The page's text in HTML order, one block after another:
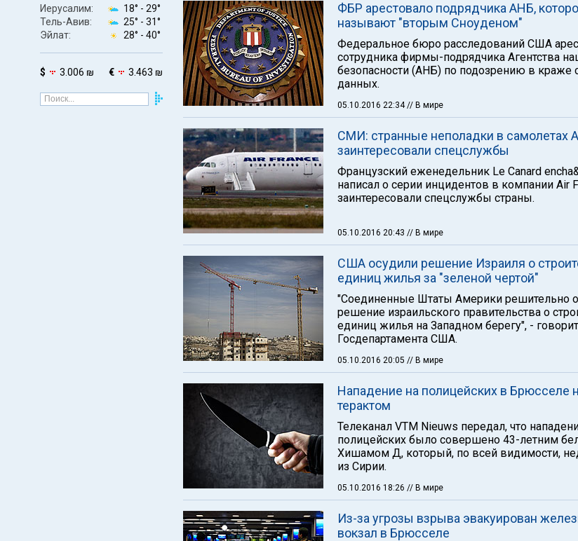
Иерусалим: 18° - 29°
Тель-Авив:
25° - 31°
Эйлат:
28° - 40°
$ 3.006 ₪ € 3.463 ₪
ФБР арестовало подрядчика АНБ,
называют "вторым Сноуденом"
Федеральное бюро расследований США
сотрудника фирмы-подрядчика Агентства
безопасности (АНБ) по подозрению в краже
данных.
05.10.2016 22:34// В мире
СМИ: странные неполадки в самолетах
заинтересовали спецслужбы
Французский еженедельник Le Canard
написал о серии инцидентов в компании Air
заинтересовали спецслужбы страны.
05.10.2016 20:43 // В мире
США осудили решение Израиля о
единиц жилья за "зеленой чертой"
"Соединенные Штаты Америки решительно
решение израильского правительства о
единиц жилья на Западном берегу", -
Госдепартамента США.
05.10.2016 20:05 // В мире
Нападение на полицейских в Брюсселе
терактом
Телеканал VTM Nieuws передал, что
полицейских было совершено 43-летним
Хишамом Д, который, по всей видимости,
из Сирии.
05.10.2016 18:26 // В мире
Из-за угрозы взрыва эвакуирован
вокзал в Брюсселе